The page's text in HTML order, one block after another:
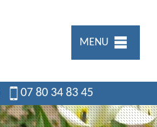
MENU
07 80 34 83 45